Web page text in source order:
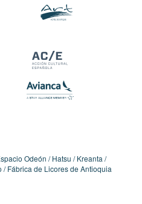
Odeón Hatsu
Kreanta
Fábrica de Licores de Antioquia